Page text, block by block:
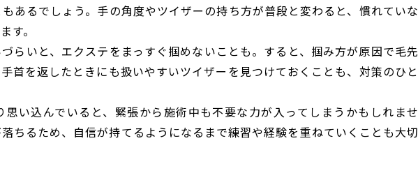
あるでしょう。手の角度やツイザーの持ち方が普段と変わると、慣れていな
す。
らいと、エクステをまっすぐ掴めないことも。すると、掴み方が原因で毛先
首を返したときにも扱いやすいツイザーを見つけておくことも、対策のひと
い込んでいると、緊張から施術中も不要な力が入ってしまうかもしれませ
ちるため、自信が持てるようになるまで練習や経験を重ねていくことも大切